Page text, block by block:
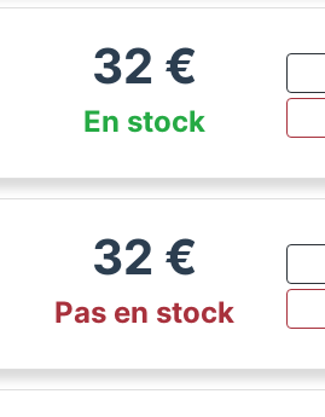
32 €
En stock
32 €
Pas en stock